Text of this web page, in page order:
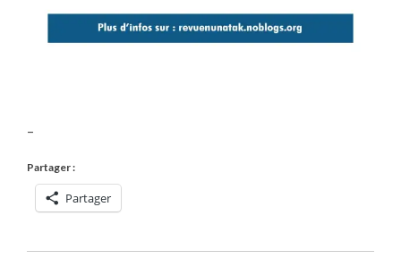
–
Partager :
Partager